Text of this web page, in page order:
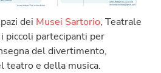
dei Musei Sartorio, Teatrale
piccoli partecipanti per
del divertimento,
teatro e della musica.